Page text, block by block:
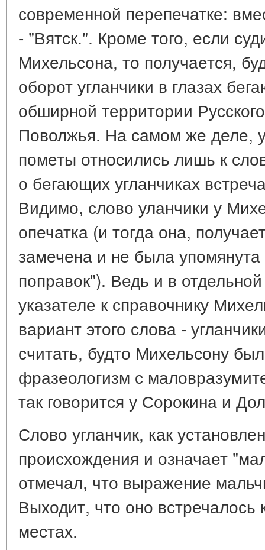
современной перепечатке:
- "Вятск.". Кроме того, если
Михельсона, то получается,
оборот угланчики в глазах
обширной территории
Поволжья. На самом же деле,
пометы относились лишь к
о бегающих угланчиках
Видимо, слово уланчики у
опечатка (и тогда она,
замечена и не была
поправок"). Ведь и в
указателе к справочнику
вариант этого слова -
считать, будто Михельсону
фразеологизм с
так говорится у Сорокина и
Слово угланчик, как
происхождения и означает
отмечал, что выражение
Выходит, что оно встречалось
местах.